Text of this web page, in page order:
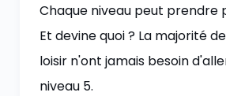
Chaque niveau peut prendre
Et devine quoi ? La majorité
loisir n'ont jamais besoin
niveau 5.